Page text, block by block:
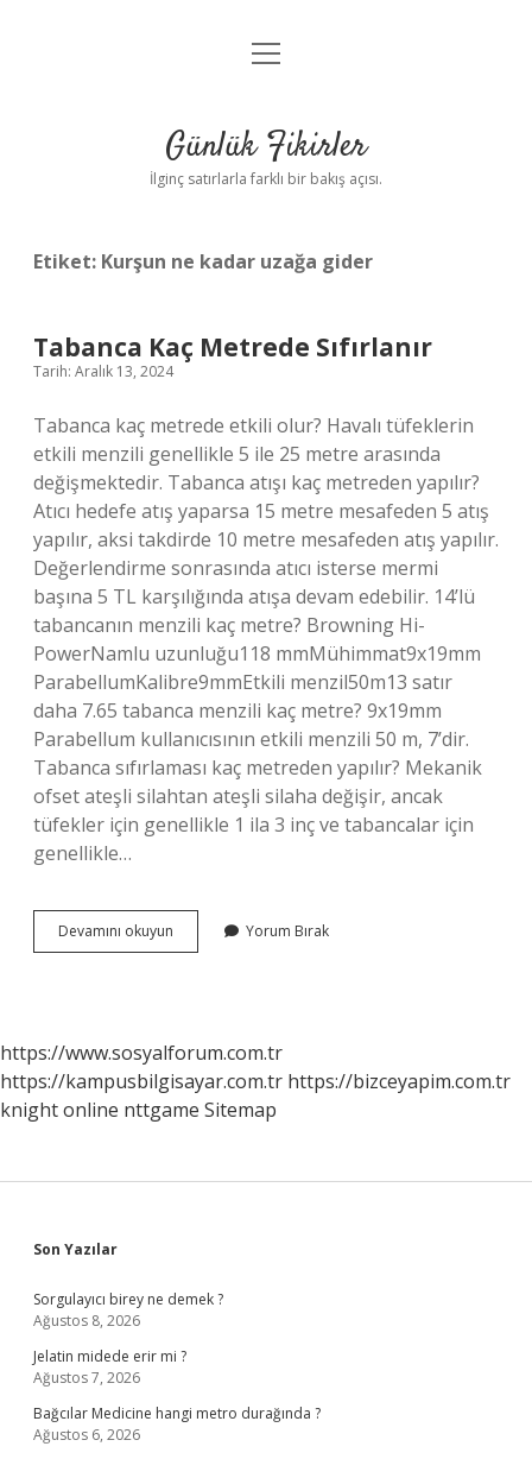
Anasayfa
Yasal Uyarı
menüyü
Günlük Fikirler
İlginç satırlarla farklı bir bakış açısı.
Etiket: Kurşun ne kadar uzağa gider
Tabanca Kaç Metrede Sıfırlanır
Tarih: Aralık 13, 2024
Tabanca kaç metrede etkili olur? Havalı tüfeklerin
etkili menzili genellikle 5 ile 25 metre arasında
değişmektedir. Tabanca atışı kaç metreden yapılır?
Atıcı hedefe atış yaparsa 15 metre mesafeden 5 atış
yapılır, aksi takdirde 10 metre mesafeden atış yapılır.
Değerlendirme sonrasında atıcı isterse mermi
başına 5 TL karşılığında atışa devam edebilir. 14’lü
tabancanın menzili kaç metre? Browning Hi-
PowerNamlu uzunluğu118 mmMühimmat9x19mm
ParabellumKalibre9mmEtkili menzil50m13 satır
daha 7.65 tabanca menzili kaç metre? 9x19mm
Parabellum kullanıcısının etkili menzili 50 m, 7’dir.
Tabanca sıfırlaması kaç metreden yapılır? Mekanik
ofset ateşli silahtan ateşli silaha değişir, ancak
tüfekler için genellikle 1 ila 3 inç ve tabancalar için
genellikle…
Devamını okuyun Tabanca
Kaç
Yorum Bırak
https://www.sosyalforum.com.tr
https://kampusbilgisayar.com.tr https://bizceyapim.com.tr
knight online nttgame Sitemap
Sidebar
Son Yazılar
Sorgulayıcı birey ne demek ?
Ağustos 8, 2026
Jelatin midede erir mi ?
Ağustos 7, 2026
Bağcılar Medicine hangi metro durağında ?
Ağustos 6, 2026